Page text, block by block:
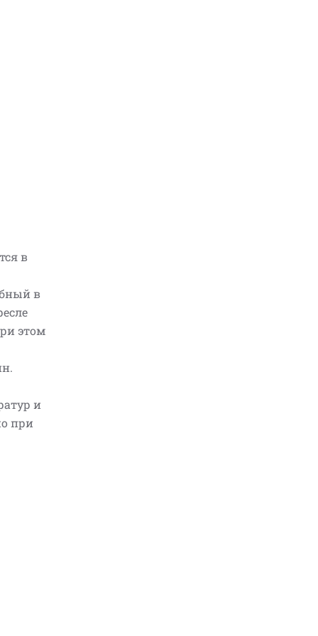
в
в
этом
и
при